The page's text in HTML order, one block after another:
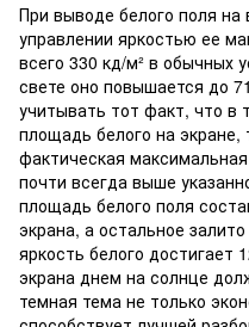
При выводе белого поля на
управлении яркостью ее
всего 330 кд/м² в обычных
свете оно повышается до
учитывать тот факт, что в
площадь белого на экране,
фактическая
почти всегда выше
площадь белого поля
экрана, а остальное
яркость белого достигает
экрана днем на солнце
темная тема не только